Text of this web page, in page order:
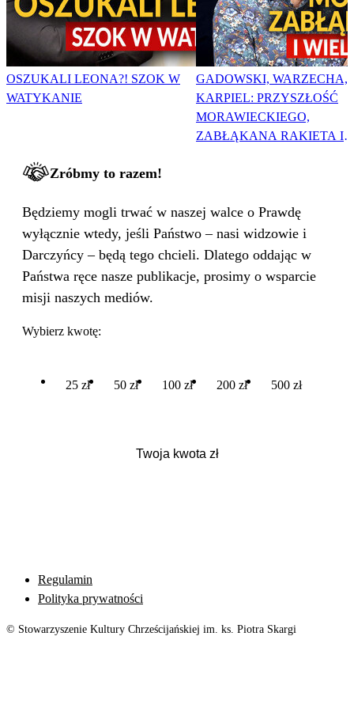
OSZUKALI LEONA?! SZOK W
WATYKANIE
GADOWSKI, WARZECHA,
KARPIEL: PRZYSZŁOŚĆ
MORAWIECKIEGO,
ZABŁĄKANA RAKIETA I
Zróbmy to razem!
Będziemy mogli trwać w naszej walce o Prawdę
wyłącznie wtedy, jeśli Państwo – nasi widzowie i
Darczyńcy – będą tego chcieli. Dlatego oddając w
Państwa ręce nasze publikacje, prosimy o wsparcie
misji naszych mediów.
Wybierz kwotę:
25 zł 50 zł 100 zł 200 zł 500 zł
Regulamin
Polityka prywatności
© Stowarzyszenie Kultury Chrześcijańskiej im. ks. Piotra Skargi